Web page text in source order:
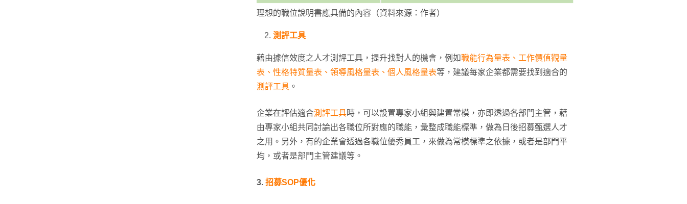
理想的職位說明書應具備的內容（資料來源：作者）
測評工具
藉由據信效度之人才測評工具，提升找對人的機會，例如職能行為量表、工作價值觀量
表、性格特質量表、領導風格量表、個人風格量表等，建議每家企業都需要找到適合的
測評工具 。
企業在評估適合測評工具時，可以設置專家小組與建置常模，亦即透過各部門主管，藉
由專家小組共同討論出各職位所對應的職能，彙整成職能標準，做為日後招募甄選人才
之用。另外，有的企業會透過各職位優秀員工，來做為常模標準之依據，或者是部門平
均，或者是部門主管建議等。
3. 招募SOP優化